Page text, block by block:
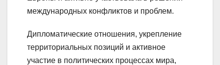
международных конфликтов и проблем.
Дипломатические отношения, укрепление
территориальных позиций и активное
участие в политических процессах мира,